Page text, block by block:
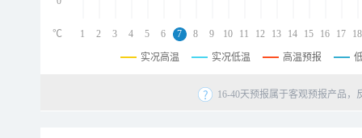
1 2 3 4 5 6 7 8 9 10 11 12 13 14 15 16 17 18
℃
实况高温 实况低温 高温预报
16-40天预报属于客观预报产品